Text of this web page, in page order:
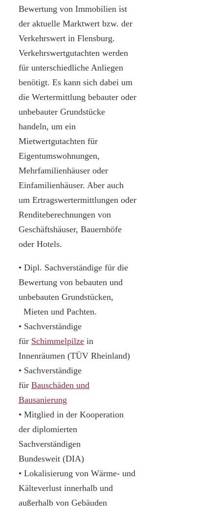
Bewertung von Immobilien ist
der aktuelle Marktwert bzw. der
Verkehrswert in Flensburg.
Verkehrswertgutachten werden
für unterschiedliche Anliegen
benötigt. Es kann sich dabei um
die Wertermittlung bebauter oder
unbebauter Grundstücke
handeln, um ein
Mietwertgutachten für
Eigentumswohnungen,
Mehrfamilienhäuser oder
Einfamilienhäuser. Aber auch
um Ertragswertermittlungen oder
Renditeberechnungen von
Geschäftshäuser, Bauernhöfe
oder Hotels.
• Dipl. Sachverständige für die
Bewertung von bebauten und
unbebauten Grundstücken,
Mieten und Pachten.
• Sachverständige
für Schimmelpilze in
Innenräumen (TÜV Rheinland)
• Sachverständige
für Bauschäden und
Bausanierung
• Mitglied in der Kooperation
der diplomierten
Sachverständigen
Bundesweit (DIA)
• Lokalisierung von Wärme- und
Kälteverlust innerhalb und
außerhalb von Gebäuden